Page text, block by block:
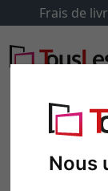
Nous
Frais de